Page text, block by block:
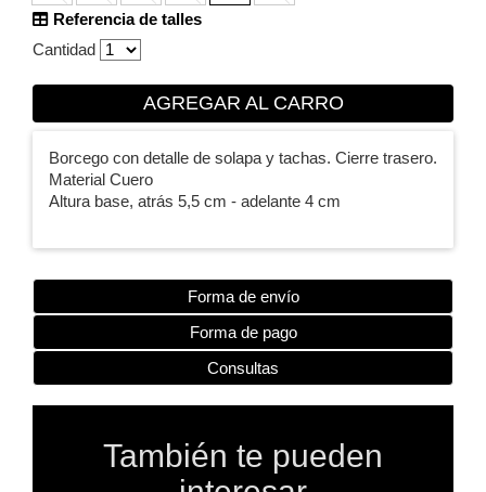
Referencia de talles
Cantidad
AGREGAR AL CARRO
Borcego con detalle de solapa y tachas. Cierre trasero.
Material Cuero
Altura base, atrás 5,5 cm - adelante 4 cm
Forma de envío
Forma de pago
Consultas
También te pueden